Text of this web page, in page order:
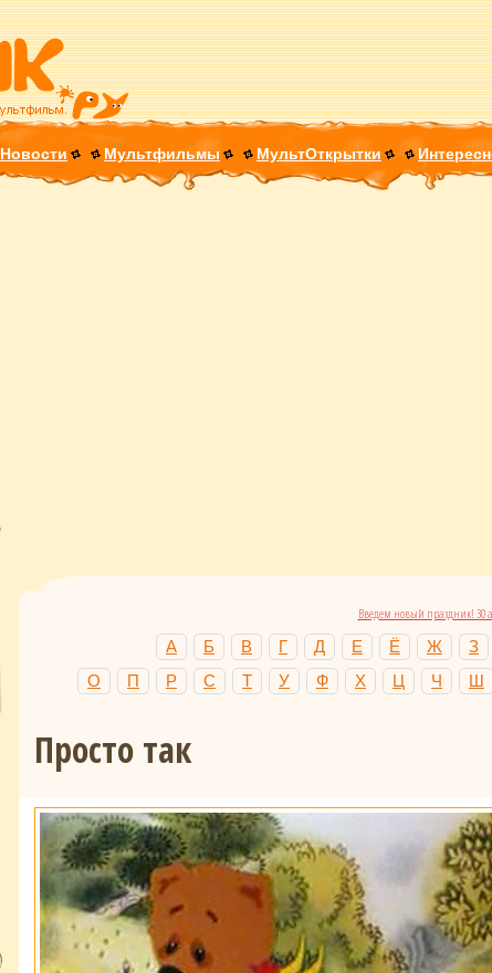
Новости Мультфильмы МультОткрытки
Введем новый праздник! 30
А Б В Г Д Е Ё Ж З
О
П Р С Т У Ф Х Ц Ч Ш
Просто так